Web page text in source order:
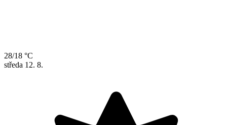
28/18 °C
středa 12. 8.